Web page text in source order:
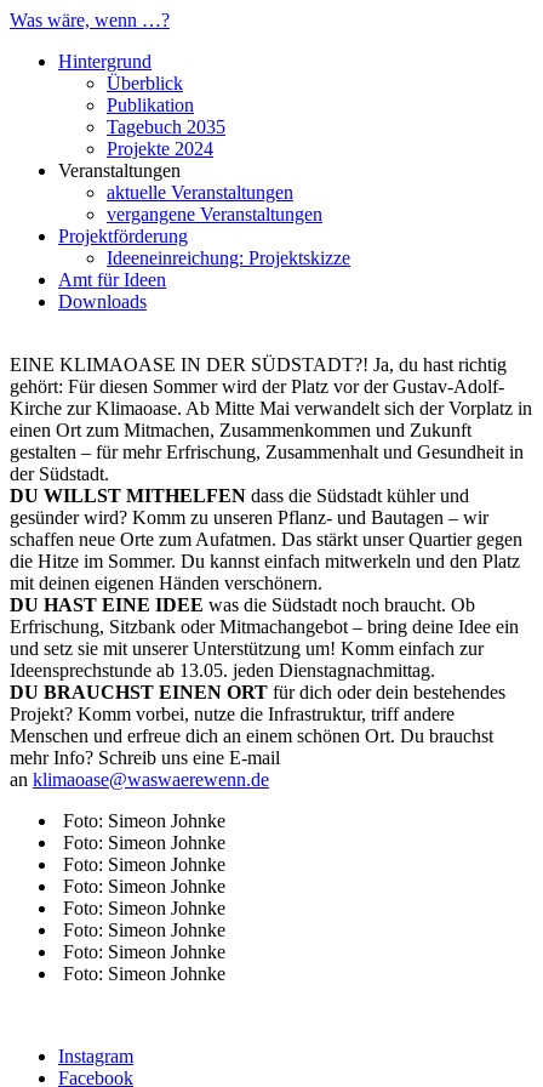
Was wäre, wenn …?
Hintergrund
Überblick
Publikation
Tagebuch 2035
Projekte 2024
Veranstaltungen
aktuelle Veranstaltungen
vergangene Veranstaltungen
Projektförderung
Ideeneinreichung: Projektskizze
Amt für Ideen
Downloads
EINE KLIMAOASE IN DER SÜDSTADT?! Ja, du hast richtig
gehört: Für diesen Sommer wird der Platz vor der Gustav-Adolf-
Kirche zur Klimaoase. Ab Mitte Mai verwandelt sich der Vorplatz in
einen Ort zum Mitmachen, Zusammenkommen und Zukunft
gestalten – für mehr Erfrischung, Zusammenhalt und Gesundheit in
der Südstadt.
DU WILLST MITHELFEN dass die Südstadt kühler und
gesünder wird? Komm zu unseren Pflanz- und Bautagen – wir
schaffen neue Orte zum Aufatmen. Das stärkt unser Quartier gegen
die Hitze im Sommer. Du kannst einfach mitwerkeln und den Platz
mit deinen eigenen Händen verschönern.
DU HAST EINE IDEE was die Südstadt noch braucht. Ob
Erfrischung, Sitzbank oder Mitmachangebot – bring deine Idee ein
und setz sie mit unserer Unterstützung um! Komm einfach zur
Ideensprechstunde ab 13.05. jeden Dienstagnachmittag.
DU BRAUCHST EINEN ORT für dich oder dein bestehendes
Projekt? Komm vorbei, nutze die Infrastruktur, triff andere
Menschen und erfreue dich an einem schönen Ort. Du brauchst
mehr Info? Schreib uns eine E-mail
an klimaoase@waswaerewenn.de
Foto: Simeon Johnke
Foto: Simeon Johnke
Foto: Simeon Johnke
Foto: Simeon Johnke
Foto: Simeon Johnke
Foto: Simeon Johnke
Foto: Simeon Johnke
Foto: Simeon Johnke
Instagram
Facebook